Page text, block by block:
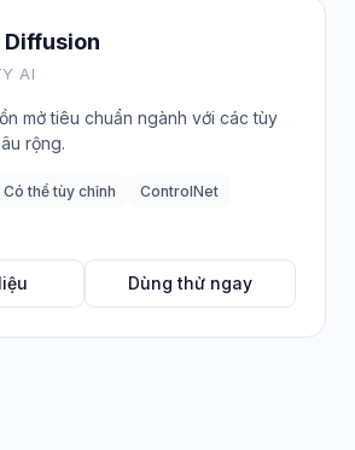
Diffusion
AI
mở tiêu chuẩn ngành với các tùy
rộng.
Có thể tùy chỉnh
ControlNet
Dùng thử ngay